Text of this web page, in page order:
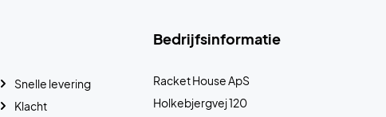
Bedrijfsinformatie
Racket House ApS
Holkebjergvej 120
Snelle levering
Klacht